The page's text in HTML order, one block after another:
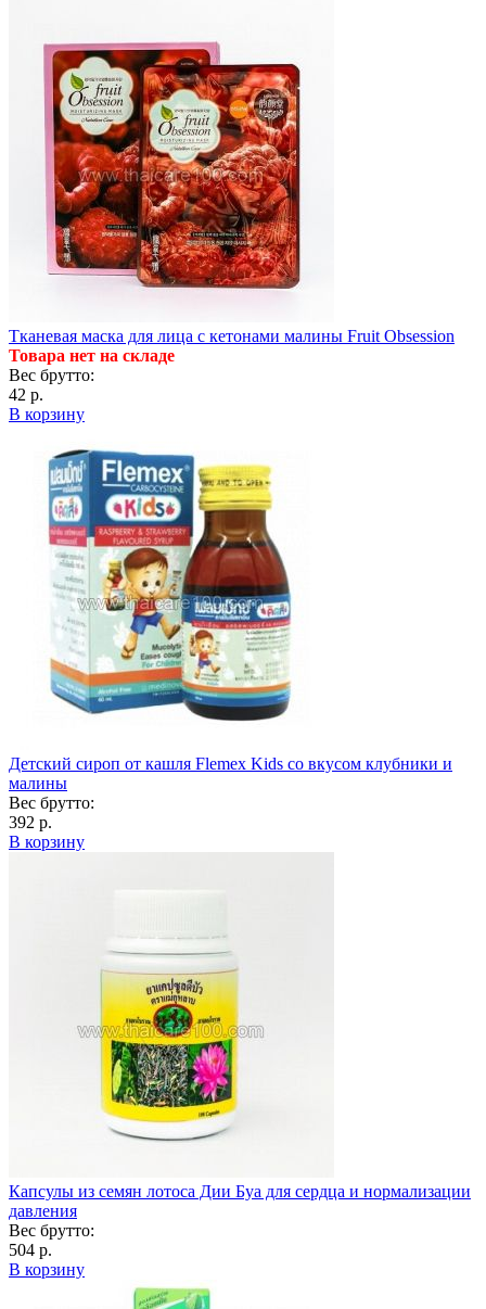
Тканевая маска для лица с кетонами малины Fruit Obsession
Товара нет на складе
Вес брутто:
42 р.
В корзину
Детский сироп от кашля Flemex Kids со вкусом клубники и
малины
Вес брутто:
392 р.
В корзину
Капсулы из семян лотоса Дии Буа для сердца и нормализации
давления
Вес брутто:
504 р.
В корзину